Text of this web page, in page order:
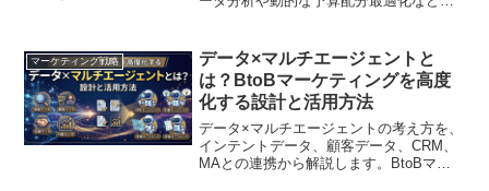
マーケティング戦略
データ×マルチエージェントと
は？BtoBマーケティングを高度
化する設計と活用方法
データ×マルチエージェントの考え方を、
インテントデータ、顧客データ、CRM、
MAとの連携から解説します。BtoBマー